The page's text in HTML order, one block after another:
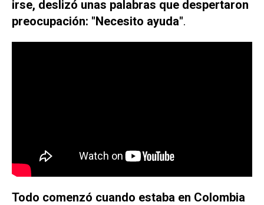
irse, deslizó unas palabras que despertaron
preocupación: "Necesito ayuda".
Todo comenzó cuando estaba en Colombia